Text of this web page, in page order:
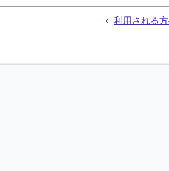
8.5
///
0.5 10.3 12.9 8.4 ///
8.5
///
0.5 10.3 12.9 8.4 ///
8.5
///
0.5 10.3 12.9 8.4 ///
8.5
///
0.5 10.3 12.9 8.4 ///
利用される